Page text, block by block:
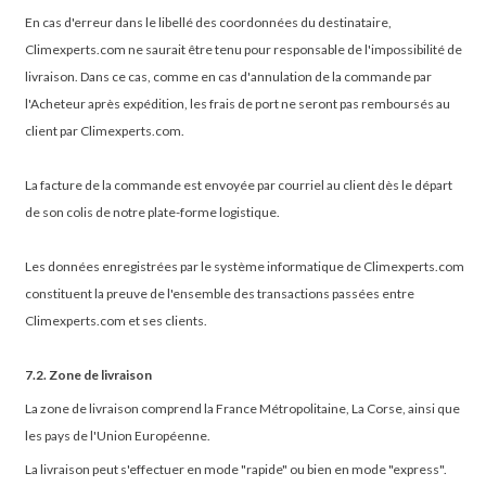
En cas d'erreur dans le libellé des coordonnées du destinataire,
Climexperts.com ne saurait être tenu pour responsable de l'impossibilité de
livraison. Dans ce cas, comme en cas d'annulation de la commande par
l'Acheteur après expédition, les frais de port ne seront pas remboursés au
client par Climexperts.com.
La facture de la commande est envoyée par courriel au client dès le départ
de son colis de notre plate-forme logistique.
Les données enregistrées par le système informatique de Climexperts.com
constituent la preuve de l'ensemble des transactions passées entre
Climexperts.com et ses clients.
7.2. Zone de livraison
La zone de livraison comprend la France Métropolitaine, La Corse, ainsi que
les pays de l'Union Européenne.
La livraison peut s'effectuer en mode "rapide" ou bien en mode "express".